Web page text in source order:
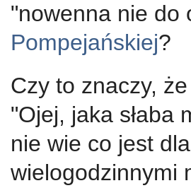
"nowenna nie do
Pompejańskiej?
Czy to znaczy,
"Ojej, jaka słaba
nie wie co jest
wielogodzinnymi